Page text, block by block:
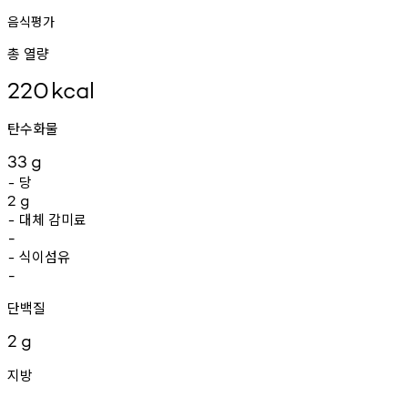
음식평가
총 열량
220kcal
탄수화물
33 g
- 당
2 g
- 대체 감미료
-
- 식이섬유
-
단백질
2 g
지방